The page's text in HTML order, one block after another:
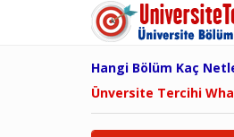
Hangi Bölüm Kaç
Ünversite Tercihi